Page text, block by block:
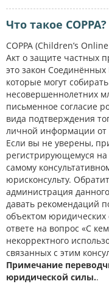
Что такое COPPA?
COPPA (Children’s
Акт о защите частных
это закон
которые могут
несовершеннолетних
письменное согласие
вида подтверждения
личной информации от
Если вы не уверены,
регистрирующемуся на
самому
юрисконсульту.
администрация
давать рекомендаций
объектом
ответе на вопрос «С
некорректного
связанных с этим
Примечание
юридической силы..